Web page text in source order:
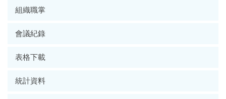
組織職掌
會議紀錄
表格下載
統計資料